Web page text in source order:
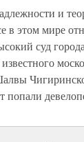
и
в этом мире
суд
попали